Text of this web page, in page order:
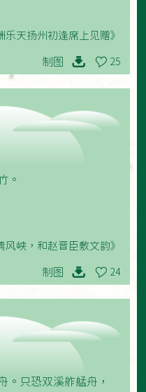
乐天扬州初逢席上见赠》
制图 25
。
风峡，和赵晋臣敷文韵》
制图 24
。只恐双溪舴艋舟，